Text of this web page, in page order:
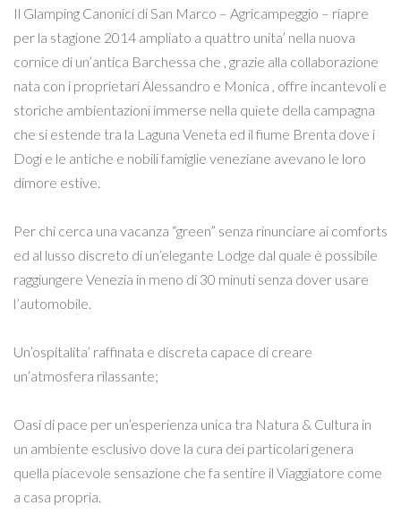
Il Glamping Canonici di San Marco – Agricampeggio – riapre
per la stagione 2014 ampliato a quattro unita’ nella nuova
cornice di un’antica Barchessa che , grazie alla collaborazione
nata con i proprietari Alessandro e Monica , offre incantevoli e
storiche ambientazioni immerse nella quiete della campagna
che si estende tra la Laguna Veneta ed il fiume Brenta dove i
Dogi e le antiche e nobili famiglie veneziane avevano le loro
dimore estive.
Per chi cerca una vacanza “green” senza rinunciare ai comforts
ed al lusso discreto di un’elegante Lodge dal quale è possibile
raggiungere Venezia in meno di 30 minuti senza dover usare
l’automobile.
Un’ospitalita’ raffinata e discreta capace di creare
un’atmosfera rilassante;
Oasi di pace per un’esperienza unica tra Natura & Cultura in
un ambiente esclusivo dove la cura dei particolari genera
quella piacevole sensazione che fa sentire il Viaggiatore come
a casa propria.